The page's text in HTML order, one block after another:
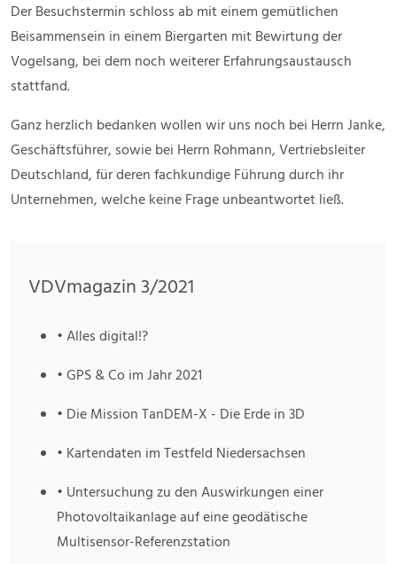
Der Besuchstermin schloss ab mit einem gemütlichen
Beisammensein in einem Biergarten mit Bewirtung der
Vogelsang, bei dem noch weiterer Erfahrungsaustausch
stattfand.
Ganz herzlich bedanken wollen wir uns noch bei Herrn Janke,
Geschäftsführer, sowie bei Herrn Rohmann, Vertriebsleiter
Deutschland, für deren fachkundige Führung durch ihr
Unternehmen, welche keine Frage unbeantwortet ließ.
VDVmagazin 3/2021
• Alles digital!?
• GPS & Co im Jahr 2021
• Die Mission TanDEM-X - Die Erde in 3D
• Kartendaten im Testfeld Niedersachsen
• Untersuchung zu den Auswirkungen einer
Photovoltaikanlage auf eine geodätische
Multisensor-Referenzstation